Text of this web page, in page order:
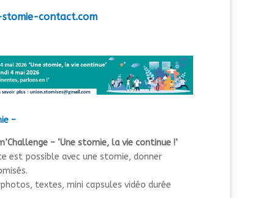
contact.com
–
– ‘Une stomie, la vie continue !’
est possible avec une stomie, donner
textes, mini capsules vidéo durée